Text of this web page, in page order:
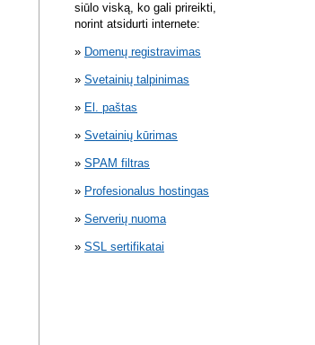
siūlo viską, ko gali prireikti,
norint atsidurti internete:
Domenų registravimas
Svetainių talpinimas
El. paštas
Svetainių kūrimas
SPAM filtras
Profesionalus hostingas
Serverių nuoma
SSL sertifikatai